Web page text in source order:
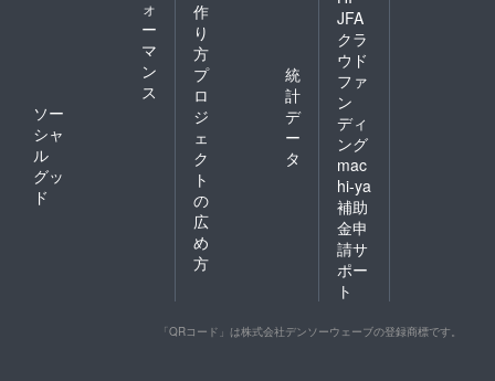
ォ
ー
マ
ン
ス
ソー
シャ
ル
グッ
ド
作
り
方
プ
ロ
ジ
ェ
ク
ト
の
広
め
方
統
計
デ
ー
タ
JFA
クラ
ウド
ファ
ン
ディ
ング
mac
hi-ya
補助
金申
請サ
ポー
ト
「QRコード」は株式会社デンソーウェーブの登録商標です。